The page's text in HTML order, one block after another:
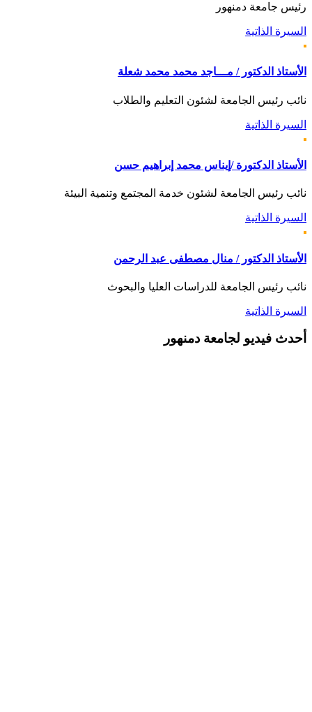
رئيس جامعة دمنهور
السيرة الذاتية
الأستاذ الدكتور / مـــاجد محمد محمد شعلة
نائب رئيس الجامعة لشئون التعليم والطلاب
السيرة الذاتية
الأستاذ الدكتورة /إيناس محمد إبراهيم حسن
نائب رئيس الجامعة لشئون خدمة المجتمع وتنمية البيئة
السيرة الذاتية
الأستاذ الدكتور / منال مصطفى عبد الرحمن
نائب رئيس الجامعة للدراسات العليا والبحوث
السيرة الذاتية
أحدث فيديو لجامعة دمنهور